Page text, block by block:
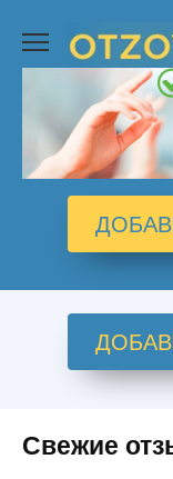
содержанию
Свежие